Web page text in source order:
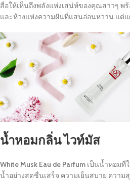
สื่อให้เห็นถึงพลังแห่งเสน่ห์ของคุณสาวๆ พ
และห้วงแห่งความฝันที่แสนอ่อนหวาน แต่
น้ำหอมกลิ่น ไวท์มัส
White Musk Eau de Parfum เป็นน้ำหอมที่
น้ำอย่างสดชื่นเสร็จ ความเย็นสบาย ความ